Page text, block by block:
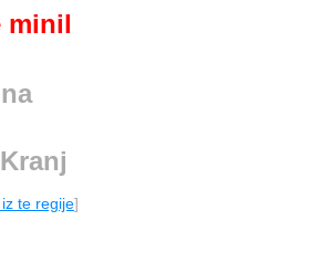
minil
iz te regije]